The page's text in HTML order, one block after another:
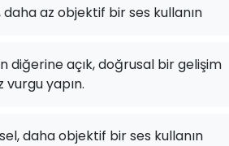
daha az objektif bir ses kullanın
diğerine açık, doğrusal bir gelişim
vurgu yapın.
daha objektif bir ses kullanın